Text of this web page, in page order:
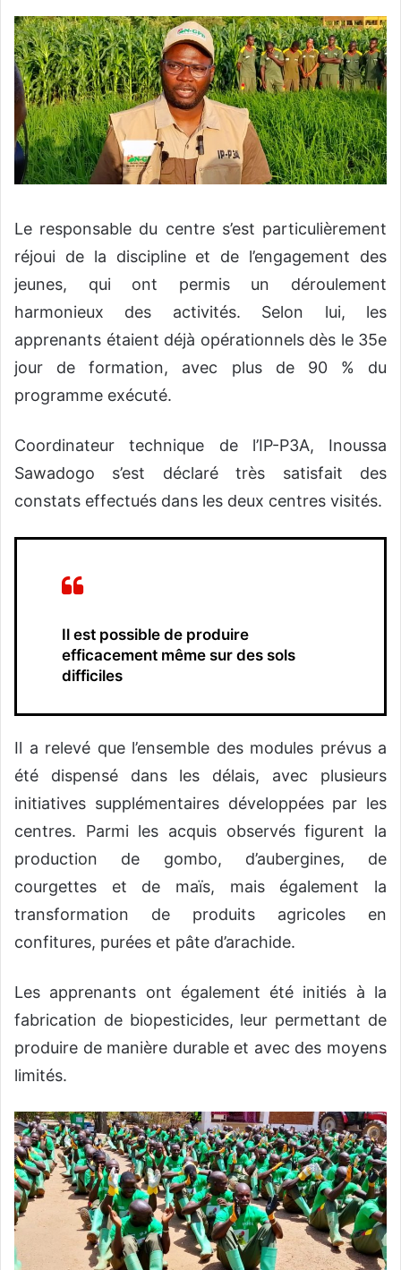
Le responsable du centre s’est particulièrement
réjoui de la discipline et de l’engagement des
jeunes, qui ont permis un déroulement
harmonieux des activités. Selon lui, les
apprenants étaient déjà opérationnels dès le 35e
jour de formation, avec plus de 90 % du
programme exécuté.
Coordinateur technique de l’IP-P3A, Inoussa
Sawadogo s’est déclaré très satisfait des
constats effectués dans les deux centres visités.
Il est possible de produire
efficacement même sur des sols
difficiles
Il a relevé que l’ensemble des modules prévus a
été dispensé dans les délais, avec plusieurs
initiatives supplémentaires développées par les
centres. Parmi les acquis observés figurent la
production de gombo, d’aubergines, de
courgettes et de maïs, mais également la
transformation de produits agricoles en
confitures, purées et pâte d’arachide.
Les apprenants ont également été initiés à la
fabrication de biopesticides, leur permettant de
produire de manière durable et avec des moyens
limités.